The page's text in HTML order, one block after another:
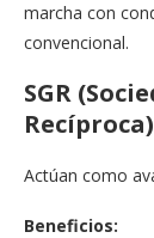
marcha con
convencional.
SGR
Recíproca)
Actúan como
Beneficios: